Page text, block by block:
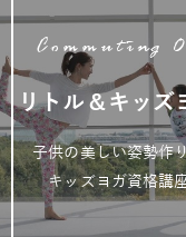
Commuting
リトル＆キッズ
子供の美しい姿勢作
キッズヨガ資格講